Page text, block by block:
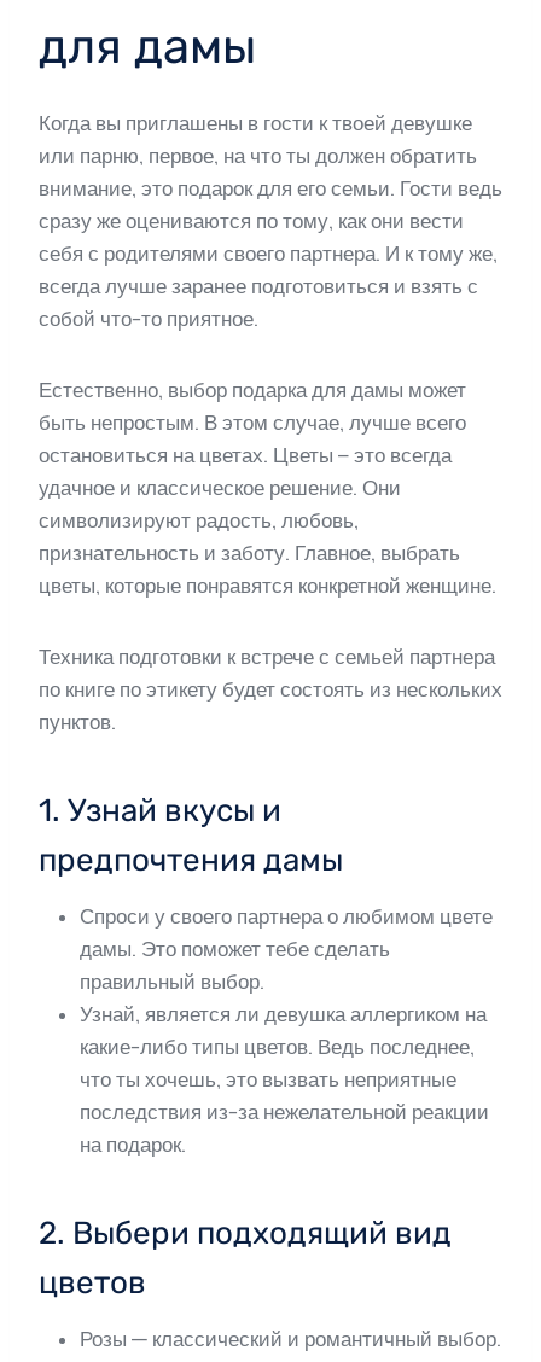
для дамы
Когда вы приглашены в гости к твоей девушке
или парню, первое, на что ты должен обратить
внимание, это подарок для его семьи. Гости ведь
сразу же оцениваются по тому, как они вести
себя с родителями своего партнера. И к тому же,
всегда лучше заранее подготовиться и взять с
собой что-то приятное.
Естественно, выбор подарка для дамы может
быть непростым. В этом случае, лучше всего
остановиться на цветах. Цветы – это всегда
удачное и классическое решение. Они
символизируют радость, любовь,
признательность и заботу. Главное, выбрать
цветы, которые понравятся конкретной женщине.
Техника подготовки к встрече с семьей партнера
по книге по этикету будет состоять из нескольких
пунктов.
1. Узнай вкусы и
предпочтения дамы
Спроси у своего партнера о любимом цвете
дамы. Это поможет тебе сделать
правильный выбор.
Узнай, является ли девушка аллергиком на
какие-либо типы цветов. Ведь последнее,
что ты хочешь, это вызвать неприятные
последствия из-за нежелательной реакции
на подарок.
2. Выбери подходящий вид
цветов
Розы — классический и романтичный выбор.